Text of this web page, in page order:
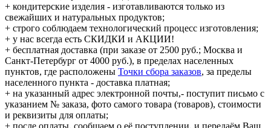
+ кондитерские изделия - изготавливаются только из
свежайших и натуральных продуктов;
+ строго соблюдаем технологический процесс изготовления;
+ у нас всегда есть СКИДКИ и АКЦИИ!
+ бесплатная доставка (при заказе от 2500 руб.; Москва и
Санкт-Петербург от 4000 руб.), в пределах населенных
пунктов, где расположены Точки сбора заказов, за пределы
населенного пункта - доставка платная;
+ на указанный адрес электронной почты,- поступит письмо с
указанием № заказа, фото самого товара (товаров), стоимости
и реквизиты для оплаты;
+ после оплаты, сообщаем о её поступлении, и передаём Ваш